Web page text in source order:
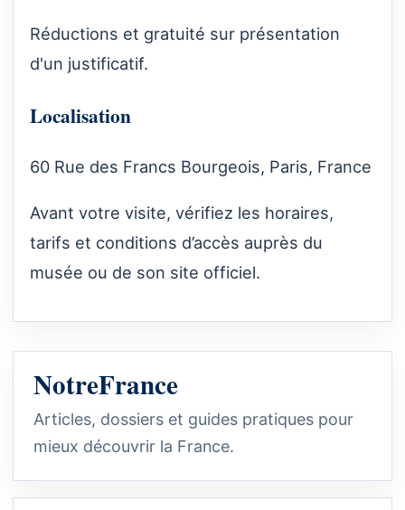
Réductions et gratuité sur présentation
d'un justificatif.
Localisation
60 Rue des Francs Bourgeois, Paris, France
Avant votre visite, vérifiez les horaires,
tarifs et conditions d’accès auprès du
musée ou de son site officiel.
NotreFrance
Articles, dossiers et guides pratiques pour
mieux découvrir la France.